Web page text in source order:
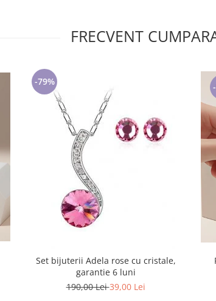
FRECVENT
-79%
Set bijuterii Adela rose cu cristale,
garantie 6 luni
190,00 Lei39,00 Lei